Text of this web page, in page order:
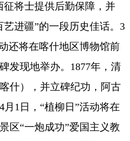
征将士提供后勤保障，并
艺进疆”的一段历史佳话。3
还将在喀什地区博物馆前
发现地举办。1877年，清
什），并立碑纪功，阿古
1日，“植柳日”活动将在
区“一炮成功”爱国主义教